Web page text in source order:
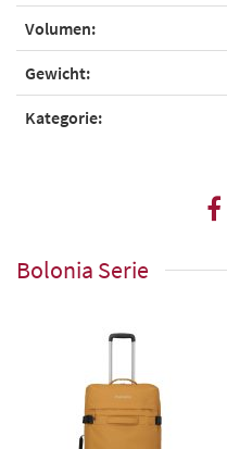
Volumen:
Gewicht:
Kategorie:
Bolonia Serie